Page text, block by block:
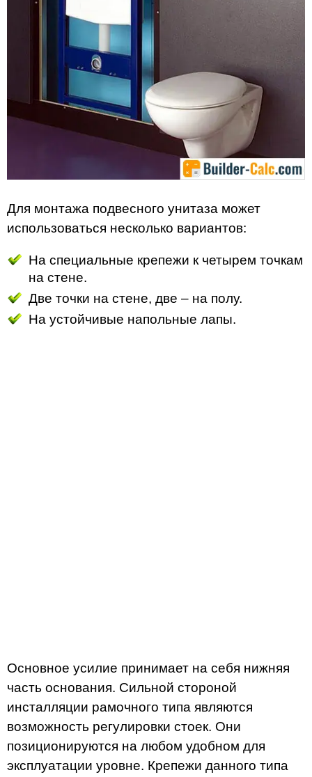
Для монтажа подвесного унитаза может
использоваться несколько вариантов:
На специальные крепежи к четырем точкам
на стене.
Две точки на стене, две – на полу.
На устойчивые напольные лапы.
Основное усилие принимает на себя нижняя
часть основания. Сильной стороной
инсталляции рамочного типа являются
возможность регулировки стоек. Они
позиционируются на любом удобном для
эксплуатации уровне. Крепежи данного типа